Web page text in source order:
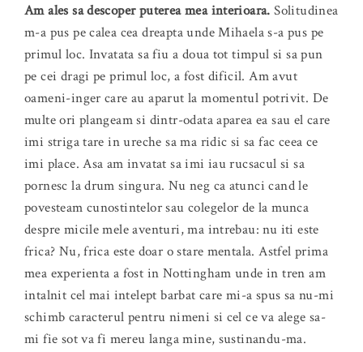
Am ales sa descoper puterea mea interioara.Solitudinea
m-a pus pe calea cea dreapta unde Mihaela s-a pus pe
primul loc. Invatata sa fiu a doua tot timpul si sa pun
pe cei dragi pe primul loc, a fost dificil. Am avut
oameni-inger care au aparut la momentul potrivit. De
multe ori plangeam si dintr-odata aparea ea sau el care
imi striga tare in ureche sa ma ridic si sa fac ceea ce
imi place. Asa am invatat sa imi iau rucsacul si sa
pornesc la drum singura. Nu neg ca atunci cand le
povesteam cunostintelor sau colegelor de la munca
despre micile mele aventuri, ma intrebau: nu iti este
frica? Nu, frica este doar o stare mentala. Astfel prima
mea experienta a fost in Nottingham unde in tren am
intalnit cel mai intelept barbat care mi-a spus sa nu-mi
schimb caracterul pentru nimeni si cel ce va alege sa-
mi fie sot va fi mereu langa mine, sustinandu-ma.